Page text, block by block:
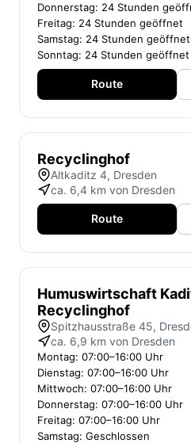
Donnerstag: 24 Stunden
Freitag: 24 Stunden geöffnet
Samstag: 24 Stunden geöffnet
Sonntag: 24 Stunden geöffnet
Route
Recyclinghof
Altkaditz 4, Dresden
ca. 6,4 km von Dresden
Route
Humuswirtschaft
Recyclinghof
Spitzhausstraße 45,
ca. 6,9 km von Dresden
Montag: 07:00–16:00 Uhr
Dienstag: 07:00–16:00 Uhr
Mittwoch: 07:00–16:00 Uhr
Donnerstag: 07:00–16:00 Uhr
Freitag: 07:00–16:00 Uhr
Samstag: Geschlossen